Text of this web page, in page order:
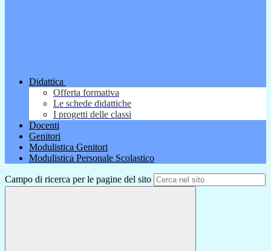
Didattica
Offerta formativa
Le schede didattiche
I progetti delle classi
Docenti
Genitori
Modulistica Genitori
Modulistica Personale Scolastico
Campo di ricerca per le pagine del sito